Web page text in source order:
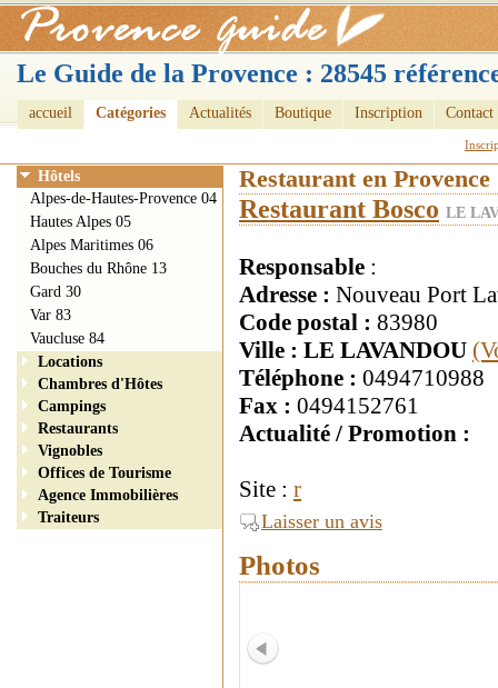
Le Guide de la Provence : 28545
accueil Catégories Actualités Boutique Inscription Contact
Restaurant en Provence
Restaurant Bosco LE
Responsable :
Adresse : Nouveau Port
Code postal : 83980
Ville : LE LAVANDOU
Téléphone : 0494710988
Fax : 0494152761
Actualité / Promotion :
Site : r
Laisser un avis
Photos
Hôtels
Alpes-de-Hautes-Provence 04
Hautes Alpes 05
Alpes Maritimes 06
Bouches du Rhône 13
Gard 30
Var 83
Vaucluse 84
Locations
Chambres d'Hôtes
Campings
Restaurants
Vignobles
Offices de Tourisme
Agence Immobilières
Traiteurs